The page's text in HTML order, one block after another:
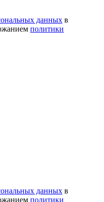
данных в
политики
данных в
политики